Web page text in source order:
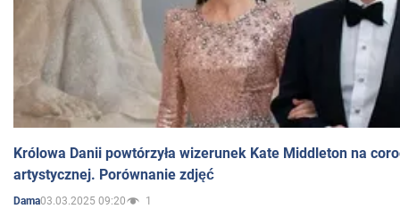
Królowa Danii powtórzyła wizerunek Kate Middleton na
artystycznej. Porównanie zdjęć
Dama03.03.2025 09:20 1